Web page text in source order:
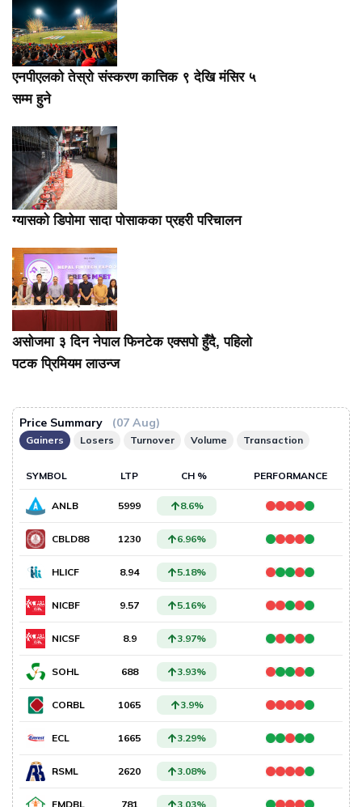
एनपीएलको तेस्रो संस्करण कात्तिक ९ देखि मंसिर ५
सम्म हुने
ग्यासको डिपोमा सादा पोसाकका प्रहरी परिचालन
असोजमा ३ दिन नेपाल फिनटेक एक्सपो हुँदै, पहिलो
पटक प्रिमियम लाउन्ज